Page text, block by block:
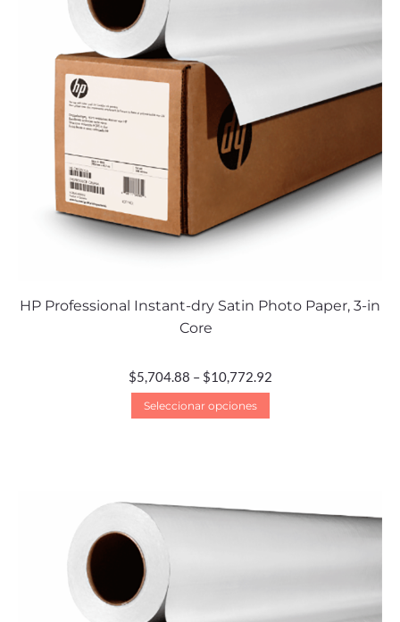
HP Professional Instant-dry Satin Photo Paper, 3-in
Core
$5,704.88 – $10,772.92
Seleccionar opciones